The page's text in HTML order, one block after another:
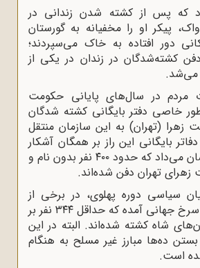
که پس از کشته شدن زندانی در
پیکر او را مخفیانه به گورستان
دور افتاده به خاک می‌سپردند؛
کشته‌شدگان در زندان در یکی از
می‌شد.
مردم در سال‌های پایانی حکومت
خاصی دفتر بایگانی کشته شدگان
زهرا (تهران) به این سازمان منتقل
بایگانی این راز بر همگان آشکار
شد. این مدارک نشان می‌داد که حدود ۴۰۰ نفر بدون نام و
زهرای تهران دفن شده‌اند.
سیاسی دوره پهلوی، در برخی از
گزارش‌های صلیب سرخ جهانی آمده که حداقل ۳۴۴ نفر بر
شاه کشته شده‌اند. البته در این
بستن ده‌ها مبارز غیر مسلح به هنگام
است.